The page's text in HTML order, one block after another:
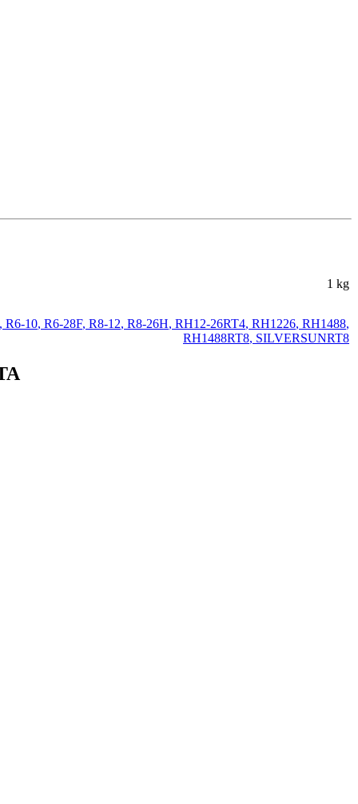
1 kg
, R6-10, R6-28F, R8-12, R8-26H, RH12-26RT4, RH1226, RH1488,
RH1488RT8, SILVERSUNRT8